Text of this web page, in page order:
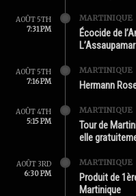
AOÛT 5TH
7:31 PM
MARTINIQUE
Écocide de
AOÛT 5TH
7:16 PM
MARTINIQUE
Hermann
AOÛT 4TH
5:15 PM
MARTINIQUE
Tour de
elle
AOÛT 3RD
6:30 PM
MARTINIQUE
Produit de
Martinique